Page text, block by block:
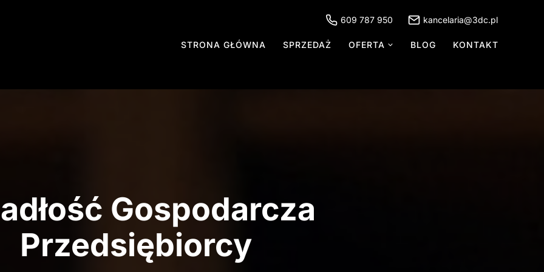
STRONA GŁÓWNA SPRZEDAŻ OFERTA BLOG KONTAKT
609 787 950 kancelaria@3dc.pl
Gospodarcza
Przedsiębiorcy